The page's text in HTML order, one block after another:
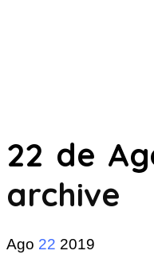
22 de
archive
Ago 22 2019